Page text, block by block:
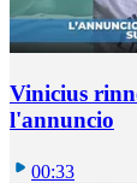
Vinicius
l'annuncio
00:33